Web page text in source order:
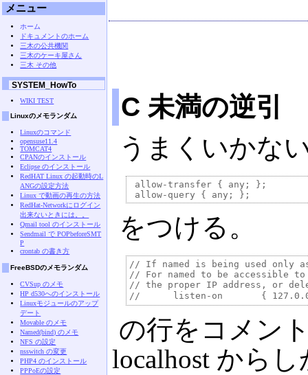
C 未満の逆引
うまくいかな
allow-transfer { any; };
をつける。
// If named is being used
// For named to be accessible
// the proper IP address, or
の行をコメン
localhost から
メニュー
ホーム
ドキュメントのホーム
三木の公共機関
三木のケーキ屋さん
三木 その他
SYSTEM_HowTo
WIKI TEST
Linuxのメモランダム
Linuxのコマンド
opensuse11.4
TOMCAT4
CPANのインストール
Eclipse のインストール
RedHAT Linux の起動時のL
ANGの設定方法
Linux で動画の再生の方法
RedHat-Networkにログイン
出来ないときには。。
Qmail tool のインストール
Sendmail で POPbeforeSMT
P
crontab の書き方
FreeBSDのメモランダム
CVSup のメモ
HP d530へのインストール
Linuxモジュールのアップ
デート
Movable のメモ
Named(bind) のメモ
NFS の設定
nsswitch の変更
PHP4 のインストール
PPPoEの設定